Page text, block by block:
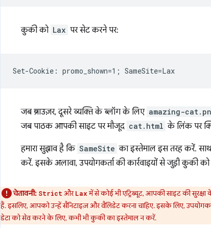
कुकी को Lax पर सेट करने पर:
जब ब्राउज़र, दूसरे व्यक्ति के ब्लॉग के लिए amazing-
जब पाठक आपकी साइट पर मौजूद cat.html के लिंक पर
हमारा सुझाव है कि SameSite का इस्तेमाल इस तरह करें.
करें. इसके अलावा, उपयोगकर्ता की कार्रवाइयों से जुड़ी कुकी को
चेतावनी: Strict औरLaxमें से कोई भी एट्रिब्यूट, आपकी साइट की
हैं. इसलिए, आपको उन्हें सैनिटाइज़ और वैलिडेट करना चाहिए. इसके लिए,
डेटा को सेव करने के लिए, कभी भी कुकी का इस्तेमाल न करें.